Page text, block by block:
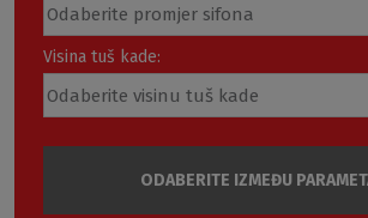
Visina tuš kade:
ODABERITE IZMEĐU